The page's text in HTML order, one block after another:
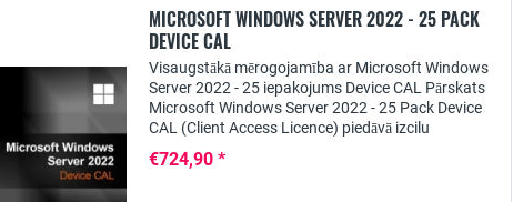
MICROSOFT WINDOWS SERVER 2022 - 25 PACK
DEVICE CAL
Visaugstākā mērogojamība ar Microsoft Windows
Server 2022 - 25 iepakojums Device CAL Pārskats
Microsoft Windows Server 2022 - 25 Pack Device
CAL (Client Access Licence) piedāvā izcilu
€724,90 *